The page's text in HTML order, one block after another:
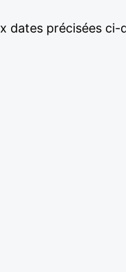
dates précisées ci-